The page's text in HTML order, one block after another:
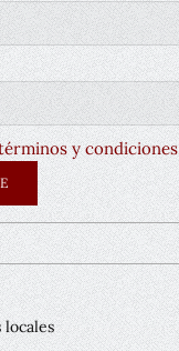
y condiciones
locales